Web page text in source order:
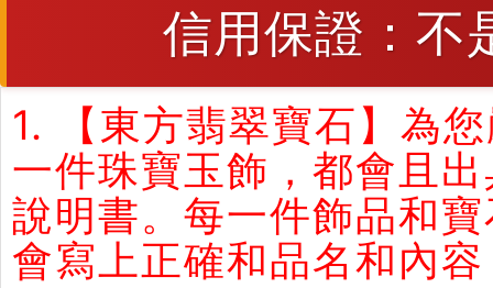
信用保證：不
1. 【東方翡翠寶石】為
一件珠寶玉飾，都會且
說明書。每一件飾品和
會寫上正確和品名和內